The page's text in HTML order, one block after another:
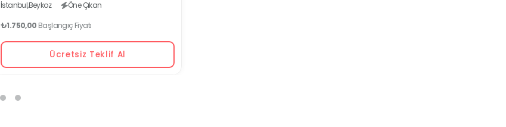
İstanbul,Beykoz
Öne Çıkan
₺1.750,00 Başlangıç Fiyatı
Ücretsiz Teklif Al